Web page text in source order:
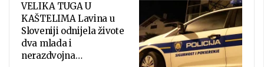
VELIKA TUGA U
KAŠTELIMA Lavina u
Sloveniji odnijela živote
dva mlada i
nerazdvojna…